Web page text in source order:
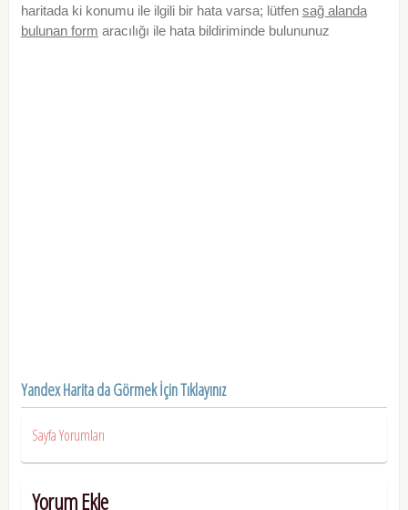
haritada ki konumu ile ilgili bir hata varsa; lütfen sağ alanda
bulunan form aracılığı ile hata bildiriminde bulununuz
Yandex Harita da Görmek İçin Tıklayınız
Sayfa Yorumları
Yorum Ekle